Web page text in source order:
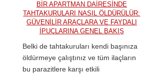
BIR APARTMAN DAIRESINDE
TAHTAKURULARI NASIL ÖLDÜRÜLÜR:
GÜVENILIR ARAÇLARA VE FAYDALI
IPUÇLARINA GENEL BAKIŞ
Belki de tahtakuruları kendi başınıza
öldürmeye çalıştınız ve tüm ilaçların
bu parazitlere karşı etkili